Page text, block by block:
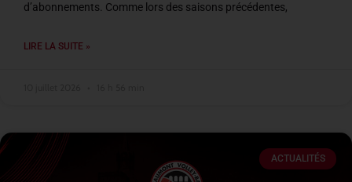
d’abonnements. Comme lors des saisons précédentes,
LIRE LA SUITE »
ACTUALITÉS